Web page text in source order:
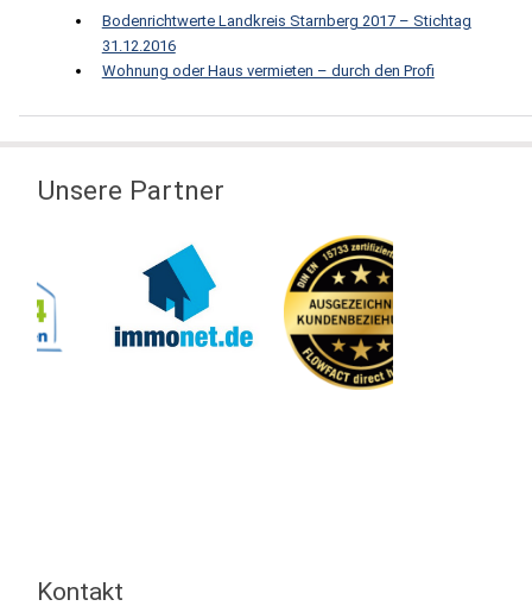
Bodenrichtwerte Landkreis Starnberg 2017 – Stichtag
31.12.2016
Wohnung oder Haus vermieten – durch den Profi
Unsere Partner
Kontakt